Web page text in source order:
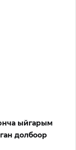
ыйгарым
долбоор